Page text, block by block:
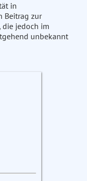
in
Beitrag zur
die jedoch im
unbekannt